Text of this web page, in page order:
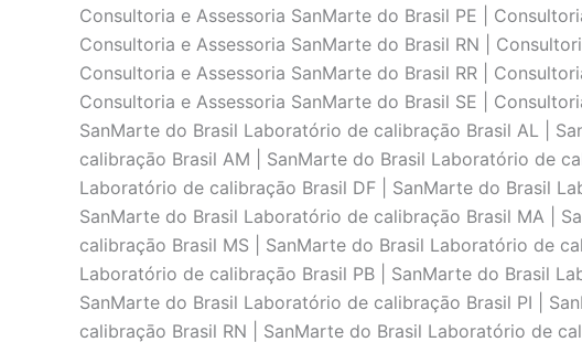
Consultoria e Assessoria SanMarte do Brasil PE |
Consultoria e Assessoria SanMarte do Brasil RN |
Consultoria e Assessoria SanMarte do Brasil RR |
Consultoria e Assessoria SanMarte do Brasil SE |
SanMarte do Brasil Laboratório de calibraçāo Brasil AL |
calibraçāo Brasil AM | SanMarte do Brasil Laboratório de
Laboratório de calibraçāo Brasil DF | SanMarte do Brasil
SanMarte do Brasil Laboratório de calibraçāo Brasil MA |
calibraçāo Brasil MS | SanMarte do Brasil Laboratório de
Laboratório de calibraçāo Brasil PB | SanMarte do Brasil
SanMarte do Brasil Laboratório de calibraçāo Brasil PI |
calibraçāo Brasil RN | SanMarte do Brasil Laboratório de